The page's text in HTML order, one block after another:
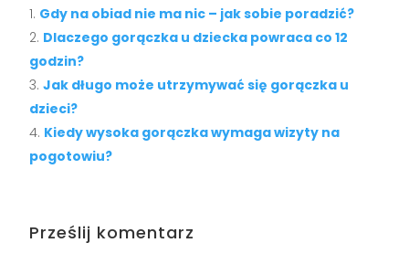
Gdy na obiad nie ma nic – jak sobie poradzić?
Dlaczego gorączka u dziecka powraca co 12
godzin?
Jak długo może utrzymywać się gorączka u
dzieci?
Kiedy wysoka gorączka wymaga wizyty na
pogotowiu?
Prześlij komentarz